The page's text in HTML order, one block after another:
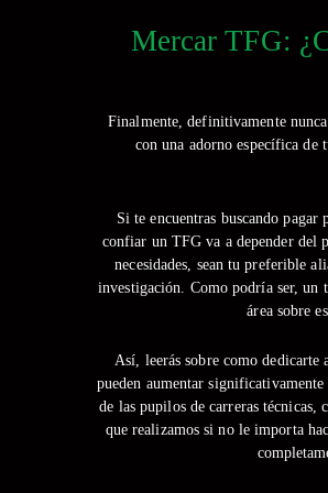
Mercar TFG:
Finalmente, definitivamente
con una adorno específica de
Si te encuentras buscando
confiar un TFG va a depender del
necesidades, sean tu preferible
investigación. Como podrí­a ser, un
área sobre
Así, leerás sobre como dedicarte
pueden aumentar
de las pupilos de carreras técnicas,
que realizamos si no le importa